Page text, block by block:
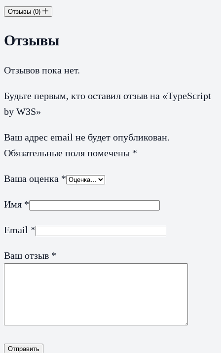
Отзывы (0)
Отзывы
Отзывов пока нет.
Будьте первым, кто оставил отзыв на «TypeScript
by W3S»
Ваш адрес email не будет опубликован.
Обязательные поля помечены *
Ваша оценка *
Имя *
Email *
Ваш отзыв *
Отправить